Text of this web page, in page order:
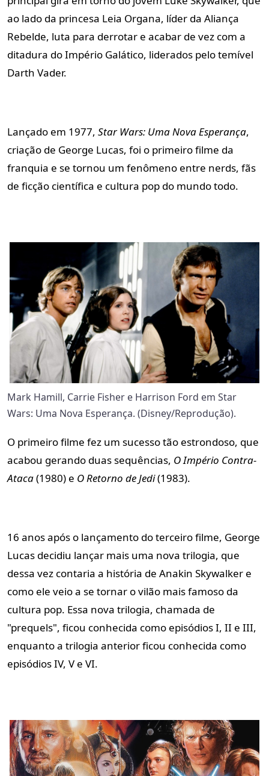
ao lado da princesa Leia Organa, líder da Aliança
Rebelde, luta para derrotar e acabar de vez com a
ditadura do Império Galático, liderados pelo temível
Darth Vader.
Lançado em 1977, Star Wars: Uma Nova Esperança,
criação de George Lucas, foi o primeiro filme da
franquia e se tornou um fenômeno entre nerds, fãs
de ficção científica e cultura pop do mundo todo.
Mark Hamill, Carrie Fisher e Harrison Ford em Star
Wars: Uma Nova Esperança. (Disney/Reprodução).
O primeiro filme fez um sucesso tão estrondoso, que
acabou gerando duas sequências, O Império Contra-
Ataca(1980) e O Retorno de Jedi(1983).
16 anos após o lançamento do terceiro filme, George
Lucas decidiu lançar mais uma nova trilogia, que
dessa vez contaria a história de Anakin Skywalker e
como ele veio a se tornar o vilão mais famoso da
cultura pop. Essa nova trilogia, chamada de
"prequels", ficou conhecida como episódios I, II e III,
enquanto a trilogia anterior ficou conhecida como
episódios IV, V e VI.